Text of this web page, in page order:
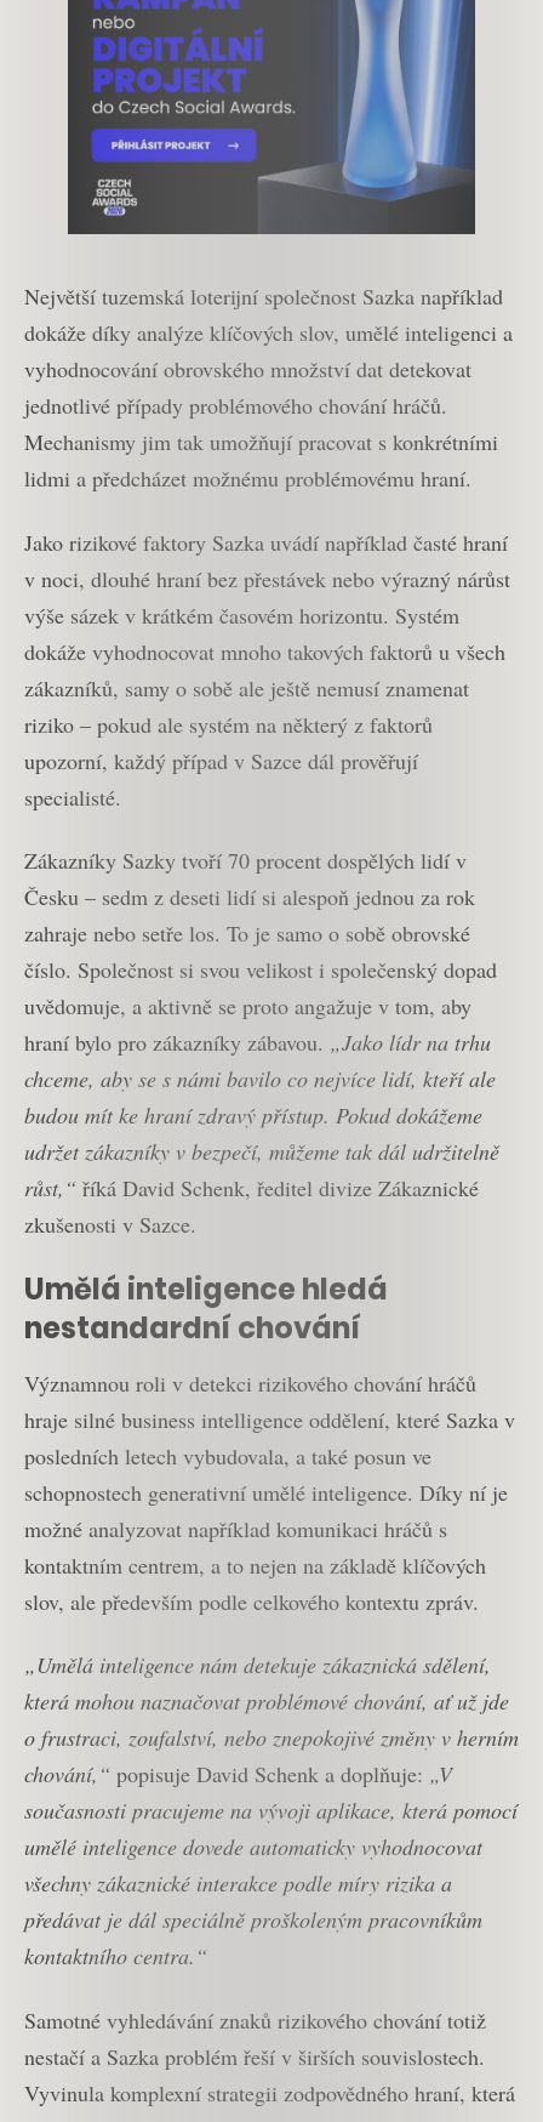
Největší tuzemská loterijní společnost Sazka například
dokáže díky analýze klíčových slov, umělé inteligenci a
vyhodnocování obrovského množství dat detekovat
jednotlivé případy problémového chování hráčů.
Mechanismy jim tak umožňují pracovat s konkrétními
lidmi a předcházet možnému problémovému hraní.
Jako rizikové faktory Sazka uvádí například časté hraní
v noci, dlouhé hraní bez přestávek nebo výrazný nárůst
výše sázek v krátkém časovém horizontu. Systém
dokáže vyhodnocovat mnoho takových faktorů u všech
zákazníků, samy o sobě ale ještě nemusí znamenat
riziko – pokud ale systém na některý z faktorů
upozorní, každý případ v Sazce dál prověřují
specialisté.
Zákazníky Sazky tvoří 70 procent dospělých lidí v
Česku – sedm z deseti lidí si alespoň jednou za rok
zahraje nebo setře los. To je samo o sobě obrovské
číslo. Společnost si svou velikost i společenský dopad
uvědomuje, a aktivně se proto angažuje v tom, aby
hraní bylo pro zákazníky zábavou. „Jako lídr na trhu
chceme, aby se s námi bavilo co nejvíce lidí, kteří ale
budou mít ke hraní zdravý přístup. Pokud dokážeme
udržet zákazníky v bezpečí, můžeme tak dál udržitelně
růst,“ říká David Schenk, ředitel divize Zákaznické
zkušenosti v Sazce.
Umělá inteligence hledá
nestandardní chování
Významnou roli v detekci rizikového chování hráčů
hraje silné business intelligence oddělení, které Sazka v
posledních letech vybudovala, a také posun ve
schopnostech generativní umělé inteligence. Díky ní je
možné analyzovat například komunikaci hráčů s
kontaktním centrem, a to nejen na základě klíčových
slov, ale především podle celkového kontextu zpráv.
„Umělá inteligence nám detekuje zákaznická sdělení,
která mohou naznačovat problémové chování, ať už jde
o frustraci, zoufalství, nebo znepokojivé změny v herním
chování,“ popisuje David Schenk a doplňuje: „V
současnosti pracujeme na vývoji aplikace, která pomocí
umělé inteligence dovede automaticky vyhodnocovat
všechny zákaznické interakce podle míry rizika a
předávat je dál speciálně proškoleným pracovníkům
kontaktního centra.“
Samotné vyhledávání znaků rizikového chování totiž
nestačí a Sazka problém řeší v širších souvislostech.
Vyvinula komplexní strategii zodpovědného hraní, která